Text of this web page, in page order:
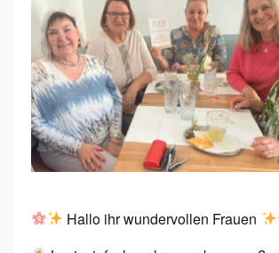
S
O
M
M
E
R
E
N
Hallo ihr wundervollen Frauen